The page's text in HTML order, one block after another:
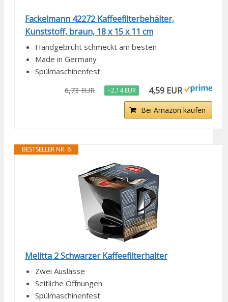
Fackelmann 42272 Kaffeefilterbehälter,
Kunststoff, braun, 18 x 15 x 11 cm
Handgebrüht schmeckt am besten
Made in Germany
Spülmaschinenfest
6,73 EUR −2,14 EUR 4,59 EUR
Bei Amazon kaufen
BESTSELLER NR. 6
Melitta 2 Schwarzer Kaffeefilterhalter
Zwei Auslässe
Seitliche Öffnungen
Spülmaschinenfest